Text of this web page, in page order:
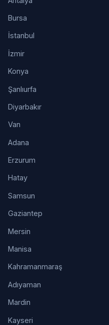
Bursa
İstanbul
İzmir
Konya
Şanlıurfa
Diyarbakır
Van
Adana
Erzurum
Hatay
Samsun
Gaziantep
Mersin
Manisa
Kahramanmaraş
Adıyaman
Mardin
Kayseri